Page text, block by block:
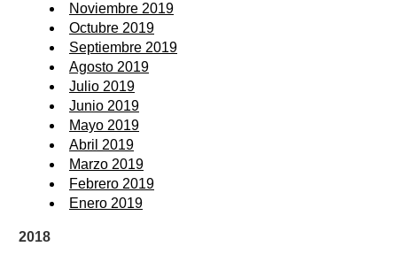
Noviembre 2019
Octubre 2019
Septiembre 2019
Agosto 2019
Julio 2019
Junio 2019
Mayo 2019
Abril 2019
Marzo 2019
Febrero 2019
Enero 2019
2018